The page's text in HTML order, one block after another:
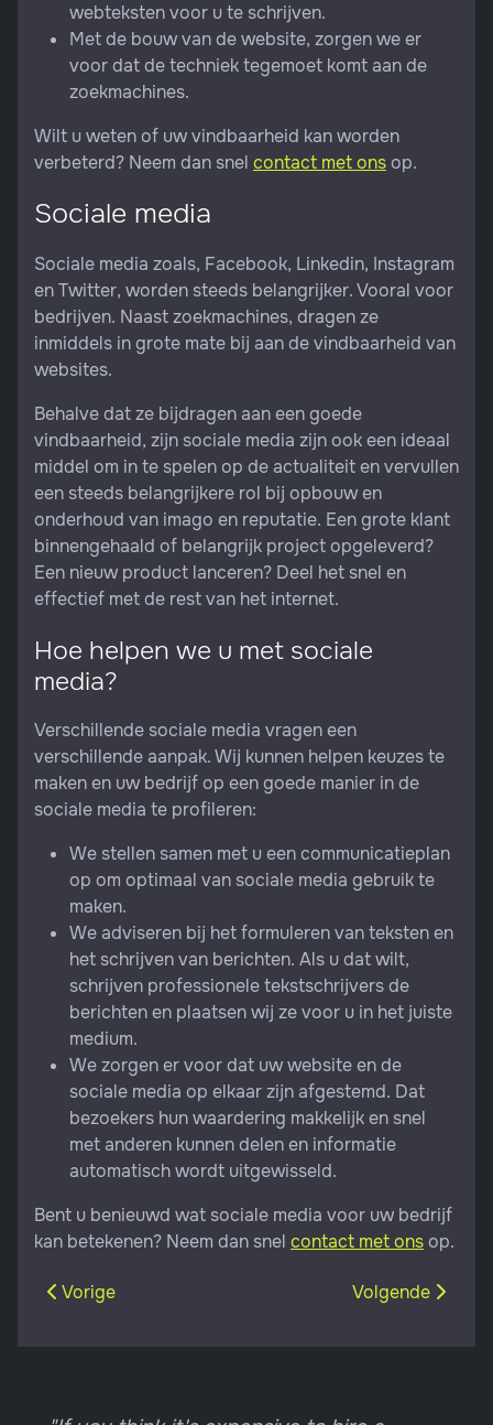
webteksten voor u te schrijven.
Met de bouw van de website, zorgen we er
voor dat de techniek tegemoet komt aan de
zoekmachines.
Wilt u weten of uw vindbaarheid kan worden
verbeterd? Neem dan snel contact met onsop.
Sociale media
Sociale media zoals, Facebook, Linkedin, Instagram
en Twitter, worden steeds belangrijker. Vooral voor
bedrijven. Naast zoekmachines, dragen ze
inmiddels in grote mate bij aan de vindbaarheid van
websites.
Behalve dat ze bijdragen aan een goede
vindbaarheid, zijn sociale media zijn ook een ideaal
middel om in te spelen op de actualiteit en vervullen
een steeds belangrijkere rol bij opbouw en
onderhoud van imago en reputatie. Een grote klant
binnengehaald of belangrijk project opgeleverd?
Een nieuw product lanceren? Deel het snel en
effectief met de rest van het internet.
Hoe helpen we u met sociale
media?
Verschillende sociale media vragen een
verschillende aanpak. Wij kunnen helpen keuzes te
maken en uw bedrijf op een goede manier in de
sociale media te profileren:
We stellen samen met u een communicatieplan
op om optimaal van sociale media gebruik te
maken.
We adviseren bij het formuleren van teksten en
het schrijven van berichten. Als u dat wilt,
schrijven professionele tekstschrijvers de
berichten en plaatsen wij ze voor u in het juiste
medium.
We zorgen er voor dat uw website en de
sociale media op elkaar zijn afgestemd. Dat
bezoekers hun waardering makkelijk en snel
met anderen kunnen delen en informatie
automatisch wordt uitgewisseld.
Bent u benieuwd wat sociale media voor uw bedrijf
kan betekenen? Neem dan snel contact met onsop.
Vorig artikel: Een goede website
Vorige Volgende
Volgende